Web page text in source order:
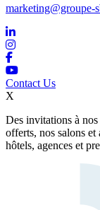
marketing@groupe-
Contact Us
X
Des invitations à
offerts, nos salons
hôtels, agences et